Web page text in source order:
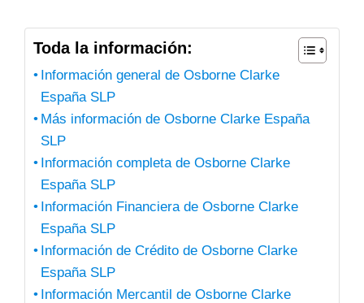
Toda la información:
Información general de Osborne Clarke
España SLP
Más información de Osborne Clarke España
SLP
Información completa de Osborne Clarke
España SLP
Información Financiera de Osborne Clarke
España SLP
Información de Crédito de Osborne Clarke
España SLP
Información Mercantil de Osborne Clarke